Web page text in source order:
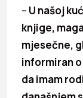
– U našoj
knjige,
mjesečne,
informiran
da imam